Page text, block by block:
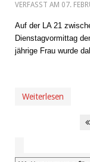
VERFASST AM 07.
Auf der LA 21
Dienstagvormittag
jährige Frau wurde
Weiterlesen